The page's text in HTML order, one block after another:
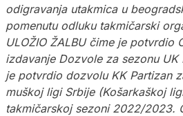
odigravanja utakmica u
pomenutu odluku takmičarski
ULOŽIO ŽALBU čime je potvrdio
izdavanje Dozvole za sezonu UK
je potvrdio dozvolu KK Partizan
muškoj ligi Srbije (Košarkaškoj
takmičarskoj sezoni 2022/2023.